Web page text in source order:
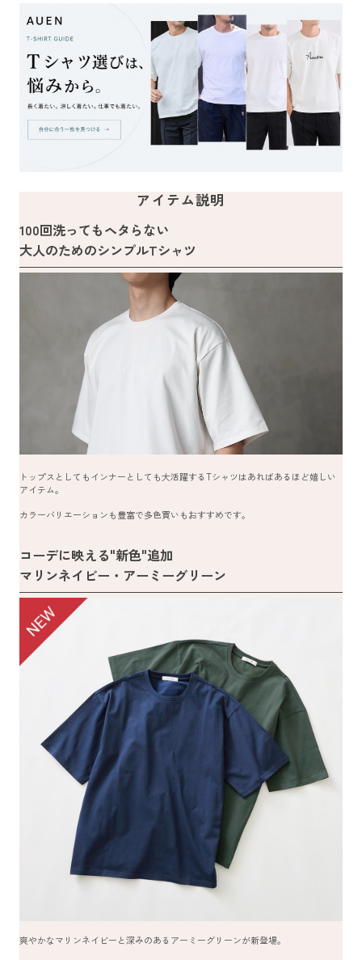
アイテム説明
100回洗ってもヘタらない
大人のためのシンプルTシャツ
トップスとしてもインナーとしても大活躍するTシャツはあればあるほど嬉しい
アイテム。
カラーバリエーションも豊富で多色買いもおすすめです。
コーデに映える"新色"追加
マリンネイビー・アーミーグリーン
爽やかなマリンネイビーと深みのあるアーミーグリーンが新登場。